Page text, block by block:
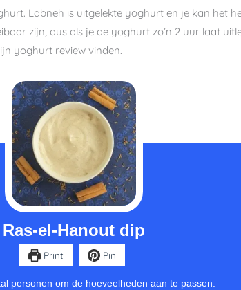
Labneh is uitgelekte yoghurt en je kan het
zijn, dus als je de yoghurt zo’n 2 uur laat
yoghurt review vinden.
Ras-el-Hanout dip
Print Pin
personen om de hoeveelheden aan te passen.